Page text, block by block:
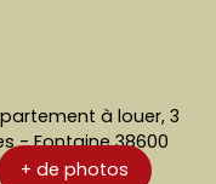
ion
elé
+ de photos